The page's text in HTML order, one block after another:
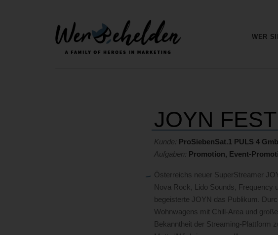
WER
JOYN
Kunde: ProSiebenSat.1 PULS 4
Aufgaben: Promotion, Event-
Österreichs neuer SuperStreamer
Nova Rock, Lido Sounds, Frequency
begeisterte JOYN das Publikum.
Wohnwagens mit Chill-Area und
Bekanntheit der Streaming-Plattform